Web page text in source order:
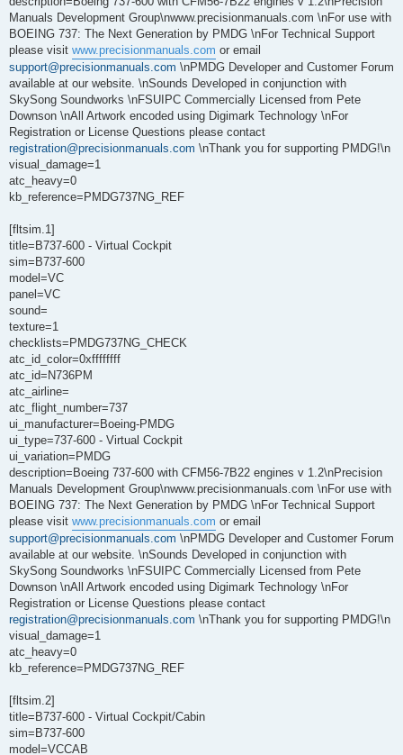
Manuals Development Group\nwww.precisionmanuals.com \nFor use with
BOEING 737: The Next Generation by PMDG \nFor Technical Support
please visit www.precisionmanuals.com or email
support@precisionmanuals.com \nPMDG Developer and Customer Forum
available at our website. \nSounds Developed in conjunction with
SkySong Soundworks \nFSUIPC Commercially Licensed from Pete
Downson \nAll Artwork encoded using Digimark Technology \nFor
Registration or License Questions please contact
registration@precisionmanuals.com \nThank you for supporting PMDG!\n
visual_damage=1
atc_heavy=0
kb_reference=PMDG737NG_REF
[fltsim.1]
title=B737-600 - Virtual Cockpit
sim=B737-600
model=VC
panel=VC
sound=
texture=1
checklists=PMDG737NG_CHECK
atc_id_color=0xffffffff
atc_id=N736PM
atc_airline=
atc_flight_number=737
ui_manufacturer=Boeing-PMDG
ui_type=737-600 - Virtual Cockpit
ui_variation=PMDG
description=Boeing 737-600 with CFM56-7B22 engines v 1.2\nPrecision
Manuals Development Group\nwww.precisionmanuals.com \nFor use with
BOEING 737: The Next Generation by PMDG \nFor Technical Support
please visit www.precisionmanuals.com or email
support@precisionmanuals.com \nPMDG Developer and Customer Forum
available at our website. \nSounds Developed in conjunction with
SkySong Soundworks \nFSUIPC Commercially Licensed from Pete
Downson \nAll Artwork encoded using Digimark Technology \nFor
Registration or License Questions please contact
registration@precisionmanuals.com \nThank you for supporting PMDG!\n
visual_damage=1
atc_heavy=0
kb_reference=PMDG737NG_REF
[fltsim.2]
title=B737-600 - Virtual Cockpit/Cabin
sim=B737-600
model=VCCAB